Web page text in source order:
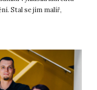
Stal se jím malíř,